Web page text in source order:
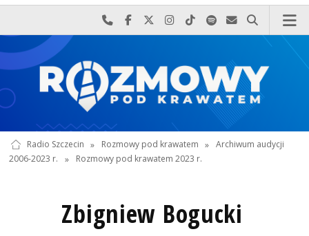
Najlepiej po prostu do nas zadzwoń
Odwiedź nas na Facebook-u
Odwiedź nas na X
Odwiedź nas na Instagram-ie
Odwiedź nas na TikTok-u
Szukaj nas na Spotify
Wyślij do nas
Szukaj
Radio Szczecin » Rozmowy pod krawatem » Archiwum audycji
2006-2023 r.
» Rozmowy pod krawatem 2023 r.
Zbigniew Bogucki